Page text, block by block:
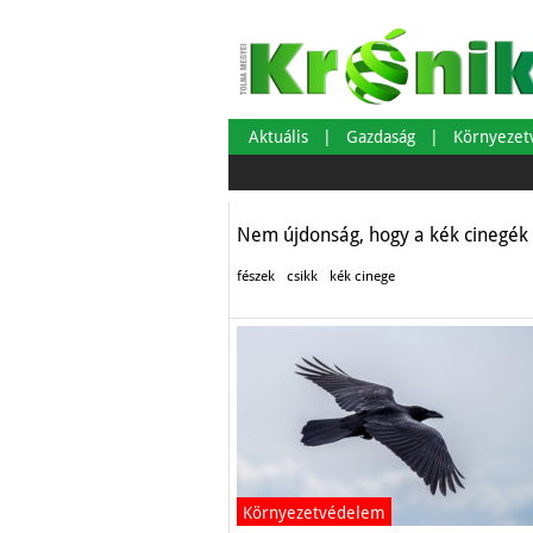
Aktuális Gazdaság
Miért gyűjtenek
Környezetvédelem
Nem újdonság, hogy a kék
fészek csikk kék cinege
Környezetvédelem